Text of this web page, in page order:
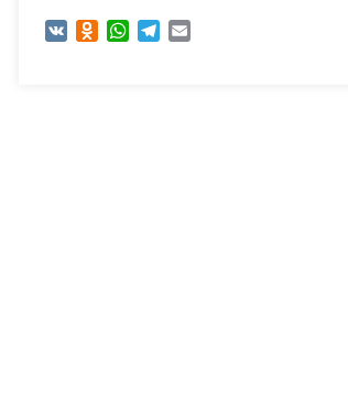
VK Odnoklassniki
WhatsAppTelegram